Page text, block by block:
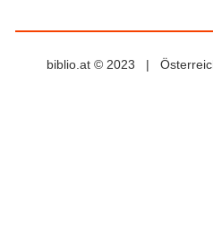
biblio.at © 2023 |